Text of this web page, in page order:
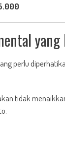
.
perlu
tidak